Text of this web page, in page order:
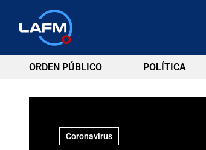
ORDEN PÚBLICO POLÍTICA
Coronavirus